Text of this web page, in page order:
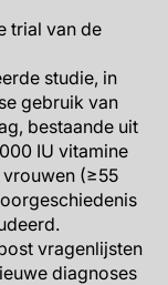
trial van de
studie, in
gebruik van
bestaande uit
IU vitamine
(≥55
vragenlijsten
diagnoses